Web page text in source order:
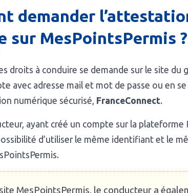
demander
sur MesPointsPermis ?
droits à conduire se demande sur le site du
avec adresse mail et mot de passe ou en
numérique sécurisé, FranceConnect.
ayant créé un compte sur la plateforme
d’utiliser le même identifiant et le
MesPointsPermis, le conducteur a